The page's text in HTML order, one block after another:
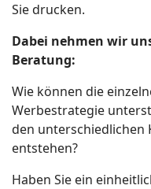
Sie drucken.
Dabei nehmen wir
Beratung:
Wie können die
Werbestrategie
den unterschiedlichen
entstehen?
Haben Sie ein